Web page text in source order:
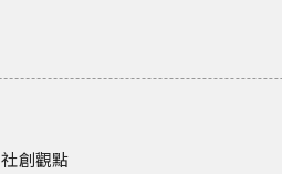
社創觀點